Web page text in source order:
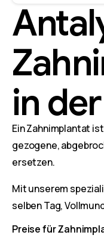
in
Ein Zahnimplantat
gezogene,
ersetzen.
Mit unserem
selben Tag,
Preise für